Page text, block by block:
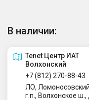
В наличии:
Tenet Центр ИАТ
Волхонский
+7 (812) 270-88-43
ЛО,
г.п., Волхонское ш.,